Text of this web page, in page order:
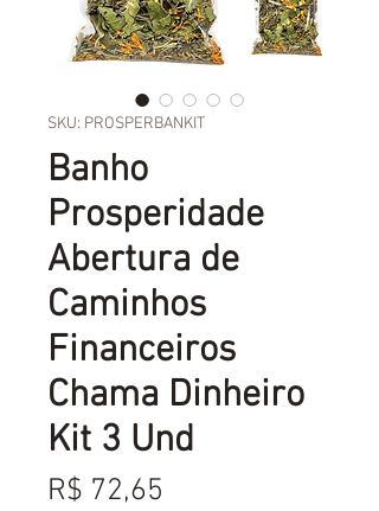
SKU: PROSPERBANKIT
Banho
Prosperidade
Abertura de
Caminhos
Financeiros
Chama Dinheiro
Kit 3 Und
R$ 72,65